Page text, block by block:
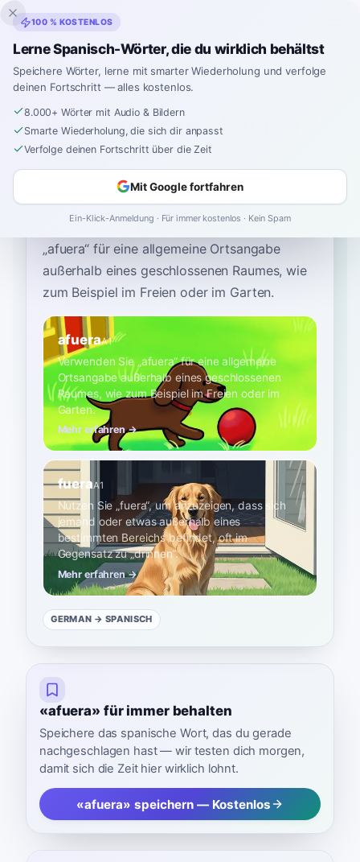
Inklingo
Startseite›Spanisch›German → Spanisch
Wie sagt man "draußen"
auf Spanisch
Das gebräuchlichste spanische Wort für
afuera
verwenden Sie
„afuera“ für eine allgemeine Ortsangabe
außerhalb eines geschlossenen Raumes, wie
zum Beispiel im Freien oder im Garten.
afueraA1
Verwenden Sie „afuera“ für eine allgemeine
Ortsangabe außerhalb eines geschlossenen
Raumes, wie zum Beispiel im Freien oder im
Garten.
Mehr erfahren →
fueraA1
Nutzen Sie „fuera“, um anzuzeigen, dass sich
jemand oder etwas außerhalb eines
bestimmten Bereichs befindet, oft im
Gegensatz zu „drinnen“.
Mehr erfahren →
GERMAN → SPANISCH
«afuera» für immer behalten
Speichere das spanische Wort, das du gerade
nachgeschlagen hast — wir testen dich morgen,
damit sich die Zeit hier wirklich lohnt.
«afuera» speichern — Kostenlos
100 % KOSTENLOS
Lerne Spanisch-Wörter, die du wirklich behältst
Speichere Wörter, lerne mit smarter Wiederholung und verfolge
deinen Fortschritt — alles kostenlos.
8.000+ Wörter mit Audio & Bildern
Smarte Wiederholung, die sich dir anpasst
Verfolge deinen Fortschritt über die Zeit
Mit Google fortfahren
Ein-Klick-Anmeldung · Für immer kostenlos · Kein Spam